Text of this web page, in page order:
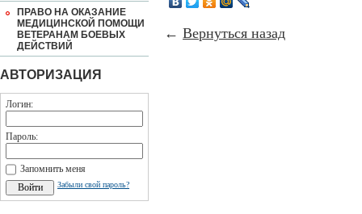
ПРАВО НА ОКАЗАНИЕ
МЕДИЦИНСКОЙ ПОМОЩИ
ВЕТЕРАНАМ БОЕВЫХ
ДЕЙСТВИЙ
АВТОРИЗАЦИЯ
Логин:
Пароль:
Запомнить меня
Забыли свой пароль?
← Вернуться назад